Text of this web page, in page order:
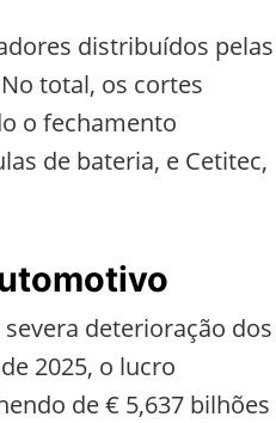
distribuídos pelas
total, os cortes
o fechamento
de bateria, e Cetitec,
deterioração dos
2025, o lucro
de € 5,637 bilhões